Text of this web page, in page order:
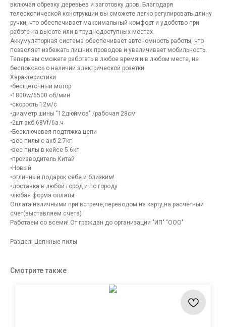
включая обрезку деревьев и заготовку дров. Благодаря
телескопической конструкции вы сможете легко регулировать длину
ручки, что обеспечивает максимальный комфорт и удобство при
работе на высоте или в труднодоступных местах.
Аккумуляторная система обеспечивает автономность работы, что
позволяет избежать лишних проводов и увеличивает мобильность.
Теперь вы сможете работать в любое время и в любом месте, не
беспокоясь о наличии электрической розетки.
Характеристики
•бесщеточный мотор
•1800w/6500 об/мин
•скорость 12м/с
•диаметр шины "12дюймов" /рабочая 28см
•2шт акб 68Vf/6a.ч
•Бесключевая подтяжка цепи
•вес пилы с акб 2.7кг
•вес пилы в кейсе 5.6кг
•производитель Китай
•Новый
•отличный подарок себе и близким!
•доставка в любой город и по городу
•любая форма оплаты:
Оплата наличными при встрече,переводом на карту,на расчётный
счет(выставляем счета)
Работаем со всеми! От граждан до организации "ИП" "ООО"
Раздел: Цепнные пилы
Смотрите также